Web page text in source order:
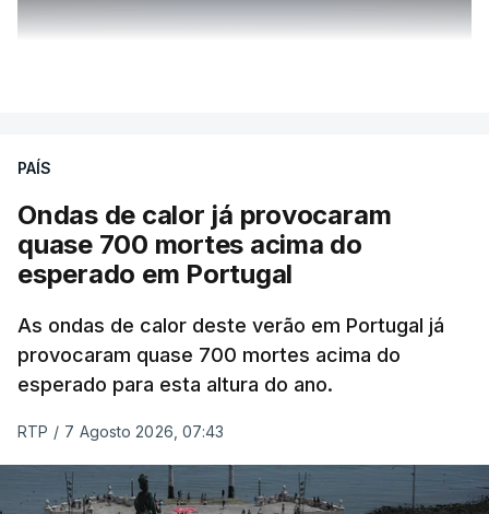
Também em Coimbra, na escola secundária de
Avelar Brotero foram afixados à hora prevista os
resultados.
devem sair durante a tarde.
A primeira fase de acesso ao ensino superior
PAÍS
Ondas de calor já provocaram
quase 700 mortes acima do
esperado em Portugal
As ondas de calor deste verão em Portugal já
provocaram quase 700 mortes acima do
esperado para esta altura do ano.
RTP / 7 Agosto 2026, 07:43